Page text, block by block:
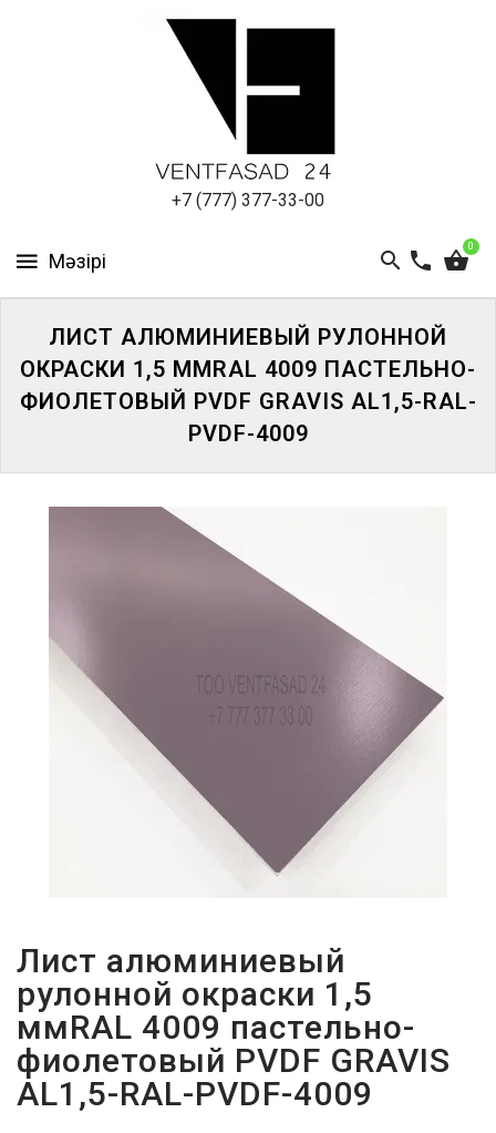
+7 (777) 377-33-00
0
ПАНЕЛИ
ЛИСТ АЛЮМИНИЕВЫЙ РУЛОННОЙ
ОКРАСКИ 1,5 ММRAL 4009 ПАСТЕЛЬНО-
ФИОЛЕТОВЫЙ PVDF GRAVIS AL1,5-RAL-
PVDF-4009
Лист алюминиевый
рулонной окраски 1,5
ммRAL 4009 пастельно-
фиолетовый PVDF GRAVIS
AL1,5-RAL-PVDF-4009